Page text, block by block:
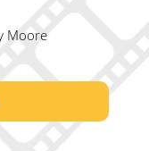
Moore